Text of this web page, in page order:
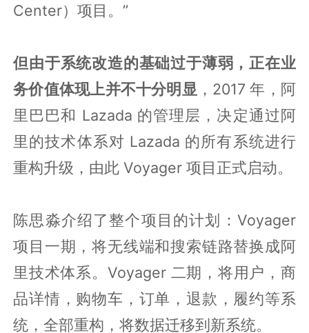
Center）项目。”
但由于系统改造的基础过于薄弱，正在业
务价值体现上并不十分明显 ，2017 年，阿
里巴巴和 Lazada 的管理层，决定通过阿
里的技术体系对 Lazada 的所有系统进行
重构升级，由此 Voyager 项目正式启动。
陈思淼介绍了整个项目的计划：Voyager
项目一期，将无线端和搜索链路替换成阿
里技术体系。Voyager 二期，将用户，商
品详情，购物车，订单，退款，履约等系
统，全部重构，将数据迁移到新系统。